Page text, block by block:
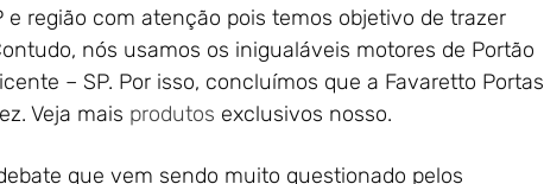
e região com atenção pois temos objetivo de trazer
nós usamos os inigualáveis motores de Portão
– SP. Por isso, concluímos que a Favaretto Portas
Veja mais produtos exclusivos nosso.
que vem sendo muito questionado pelos